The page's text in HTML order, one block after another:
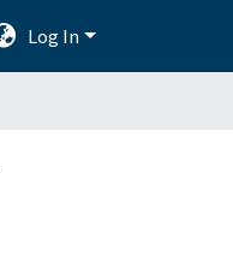
Log In